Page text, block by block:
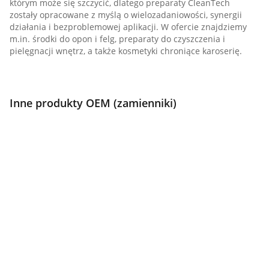
którym może się szczycić, dlatego preparaty CleanTech
zostały opracowane z myślą o wielozadaniowości, synergii
działania i bezproblemowej aplikacji. W ofercie znajdziemy
m.in. środki do opon i felg, preparaty do czyszczenia i
pielęgnacji wnętrz, a także kosmetyki chroniące karoserię.
Inne produkty OEM (zamienniki)